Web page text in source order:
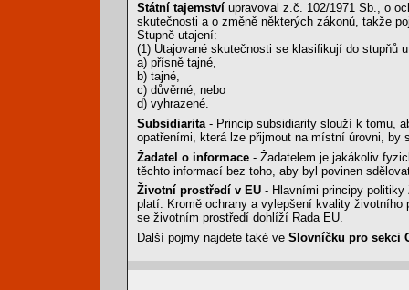
Státní tajemství upravoval z.č. 102/1971 Sb., o
skutečnosti a o změně některých zákonů, takže
Stupně utajení:
(1) Utajované skutečnosti se klasifikují do stupňů
a) přísně tajné,
b) tajné,
c) důvěrné, nebo
d) vyhrazené.
Subsidiarita - Princip subsidiarity slouží k tomu,
opatřeními, která lze přijmout na místní úrovni, by
Žadatel o informace - Žadatelem je jakákoliv
těchto informací bez toho, aby byl povinen
Životní prostředí v EU - Hlavními principy politiky
platí. Kromě ochrany a vylepšení kvality
se životním prostředí dohlíží Rada EU.
Další pojmy najdete také ve Slovníčku pro sekci